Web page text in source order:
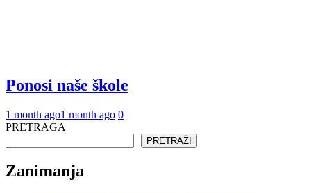
Ponosi naše škole
1 month ago1 month ago 0
PRETRAGA
PRETRAŽI
Zanimanja